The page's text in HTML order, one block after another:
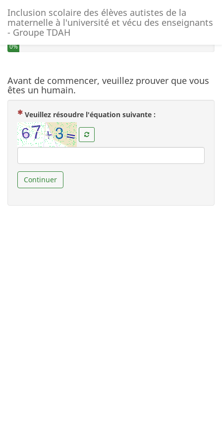
Inclusion scolaire des élèves autistes de la
maternelle à l'université et vécu des enseignants
- Groupe TDAH
0%
Avant de commencer, veuillez prouver que vous
êtes un humain.
Veuillez résoudre l'équation suivante :( Obligatoire )
Continuer